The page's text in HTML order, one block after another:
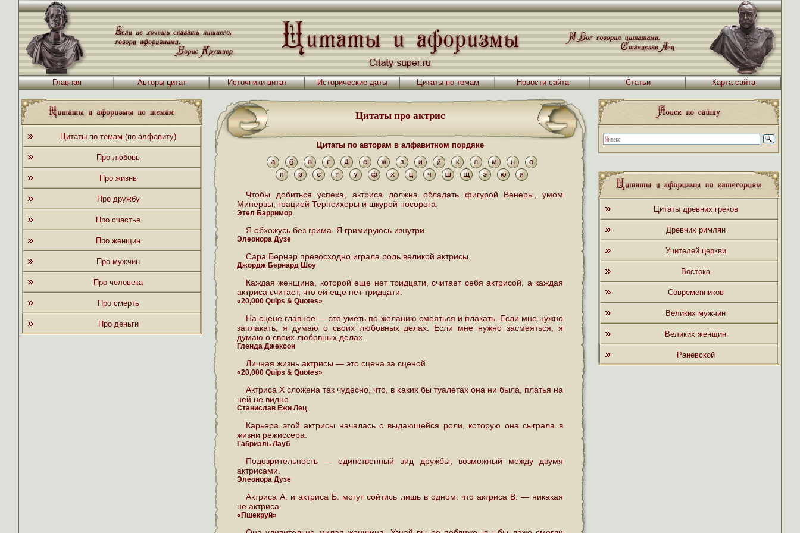
Главная Авторы цитат Источники цитат Исторические даты Цитаты по темам Новости сайта Статьи Карта сайта
Цитаты по темам (по алфавиту)
Про любовь
Про жизнь
Про дружбу
Про счастье
Про женщин
Про мужчин
Про человека
Про смерть
Про деньги
Цитаты про актрис
Цитаты по авторам в алфавитном пордяке
Чтобы добиться успеха, актриса должна обладать фигурой Венеры, умом
Минервы, грацией Терпсихоры и шкурой носорога.
Этел Барримор
Я обхожусь без грима. Я гримируюсь изнутри.
Элеонора Дузе
Сара Бернар превосходно играла роль великой актрисы.
Джордж Бернард Шоу
Каждая женщина, которой еще нет тридцати, считает себя актрисой, а каждая
актриса считает, что ей еще нет тридцати.
«20,000 Quips & Quotes»
На сцене главное — это уметь по желанию смеяться и плакать. Если мне нужно
заплакать, я думаю о своих любовных делах. Если мне нужно засмеяться, я
думаю о своих любовных делах.
Гленда Джексон
Личная жизнь актрисы — это сцена за сценой.
«20,000 Quips & Quotes»
Актриса X сложена так чудесно, что, в каких бы туалетах она ни была, платья на
ней не видно.
Станислав Ежи Лец
Карьера этой актрисы началась с выдающейся роли, которую она сыграла в
жизни режиссера.
Габриэль Лауб
Подозрительность — единственный вид дружбы, возможный между двумя
актрисами.
Элеонора Дузе
Актриса А. и актриса Б. могут сойтись лишь в одном: что актриса В. — никакая
не актриса.
«Пшекруй»
Цитаты древних греков
Древних римлян
Учителей церкви
Востока
Современников
Великих мужчин
Великих женщин
Раневской